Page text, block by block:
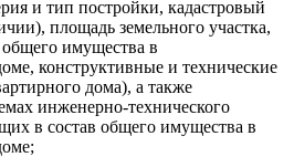
и тип постройки, кадастровый
площадь земельного участка,
общего имущества в
конструктивные и технические
дома), а также
инженерно-технического
в состав общего имущества в